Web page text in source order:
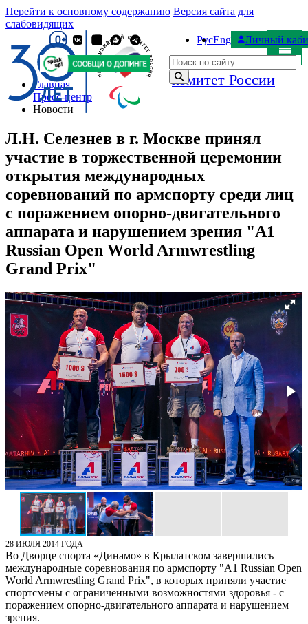
Перейти к основному содержанию Версия сайта для
слабовидящих
Паралимпийский
комитет России
РусEng
Личный
Поиск по сайту
Главная
Пресс-центр
Новости
Л.Н. Селезнев в г. Москве принял
участие в торжественной церемонии
открытия международных
соревнований по армспорту среди лиц
с поражением опорно-двигательного
аппарата и нарушением зрения "А1
Russian Open Wоrld Armwrestling
Grand Prix"
28 ИЮЛЯ 2014 ГОДА
Во Дворце спорта «Динамо» в Крылатском завершились
международные соревнования по армспорту "А1 Russian Open
Wоrld Armwrestling Grand Prix", в которых приняли участие
спортсмены с ограниченными возможностями здоровья - с
поражением опорно-двигательного аппарата и нарушением
зрения.